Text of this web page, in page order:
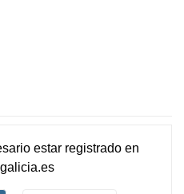
estar registradoen